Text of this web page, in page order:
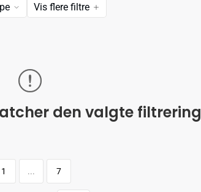
Vis flere filtre
den valgte filtrering
1 ... 7